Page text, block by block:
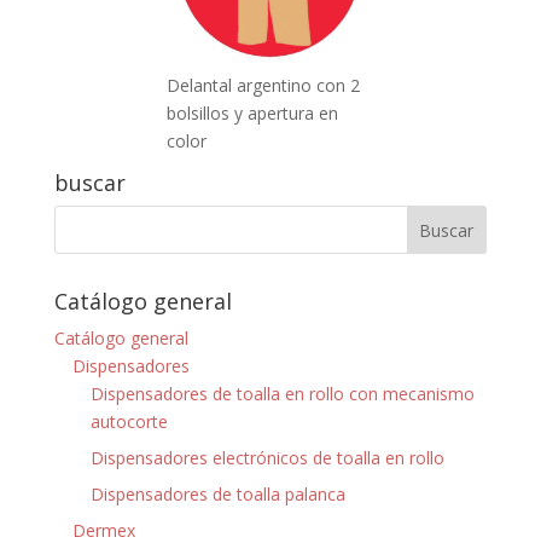
Delantal argentino con 2
bolsillos y apertura en
color
buscar
Catálogo general
Catálogo general
Dispensadores
Dispensadores de toalla en rollo con mecanismo
autocorte
Dispensadores electrónicos de toalla en rollo
Dispensadores de toalla palanca
Dermex